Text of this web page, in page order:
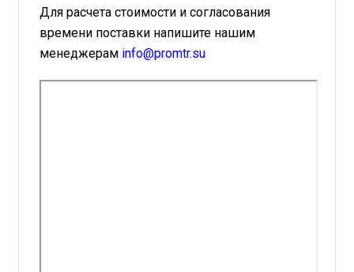
Для расчета стоимости и согласования
времени поставки напишите нашим
менеджерам info@promtr.su